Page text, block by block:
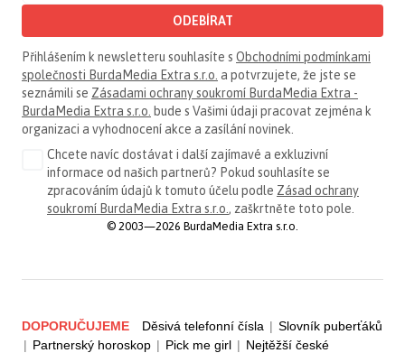
ODEBÍRAT
Přihlášením k newsletteru souhlasíte s Obchodními podmínkami
společnosti BurdaMedia Extra s.r.o. a potvrzujete, že jste se
seznámili se Zásadami ochrany soukromí BurdaMedia Extra -
BurdaMedia Extra s.r.o. bude s Vašimi údaji pracovat zejména k
organizaci a vyhodnocení akce a zasílání novinek.
Chcete navíc dostávat i další zajímavé a exkluzivní
informace od našich partnerů? Pokud souhlasíte se
zpracováním údajů k tomuto účelu podle Zásad ochrany
soukromí BurdaMedia Extra s.r.o., zaškrtněte toto pole.
© 2003—2026 BurdaMedia Extra s.r.o.
DOPORUČUJEME Děsivá telefonní čísla | Slovník puberťáků
| Partnerský horoskop | Pick me girl | Nejtěžší české